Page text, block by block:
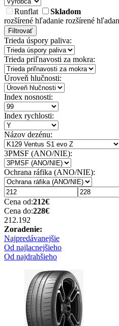
Runflat
Skladom
rozšírené hľadanie rozšírené
Filtrovať
Trieda úspory paliva:
Trieda priľnavosti za mokra:
Úroveň hlučnosti:
Index nosnosti:
Index rychlosti:
Názov dezénu:
3PMSF (ANO/NIE):
Ochrana ráfika (ANO/NIE):
Cena od:212€
Cena do:228€
212.192
Zoradenie:
Najpredávanejšie
Od najlacnejšieho
Od najdrahšieho